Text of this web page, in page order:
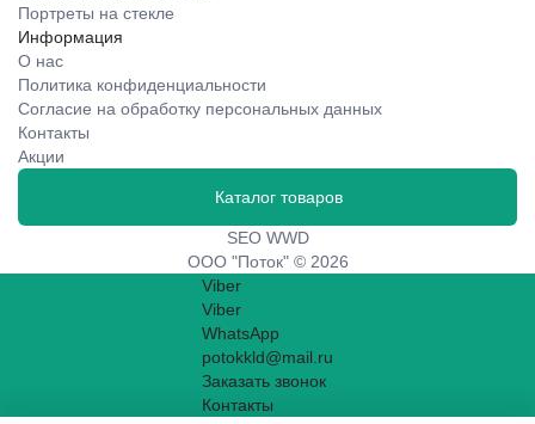
Портреты на стекле
Информация
О нас
Политика конфиденциальности
Согласие на обработку персональных данных
Контакты
Акции
Каталог товаров
SEO WWD
ООО "Поток" © 2026
Viber
Viber
WhatsApp
potokkld@mail.ru
Заказать звонок
Контакты